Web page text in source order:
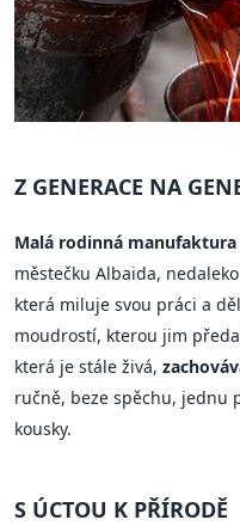
Z GENERACE NA
Malá rodinná manufaktura
městečku Albaida,
která miluje svou práci a
moudrostí, kterou jim
která je stále živá,
ručně, beze spěchu, jednu
kousky.
S ÚCTOU K PŘÍRODĚ